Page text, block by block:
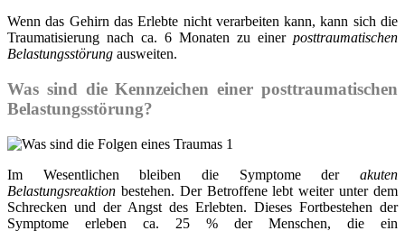
Wenn das Gehirn das Erlebte nicht verarbeiten kann, kann sich die
Traumatisierung nach ca. 6 Monaten zu einer posttraumatischen
Belastungsstörung ausweiten.
Was sind die Kennzeichen einer posttraumatischen
Belastungsstörung?
Im Wesentlichen bleiben die Symptome der akuten
Belastungsreaktion bestehen. Der Betroffene lebt weiter unter dem
Schrecken und der Angst des Erlebten. Dieses Fortbestehen der
Symptome erleben ca. 25 % der Menschen, die ein